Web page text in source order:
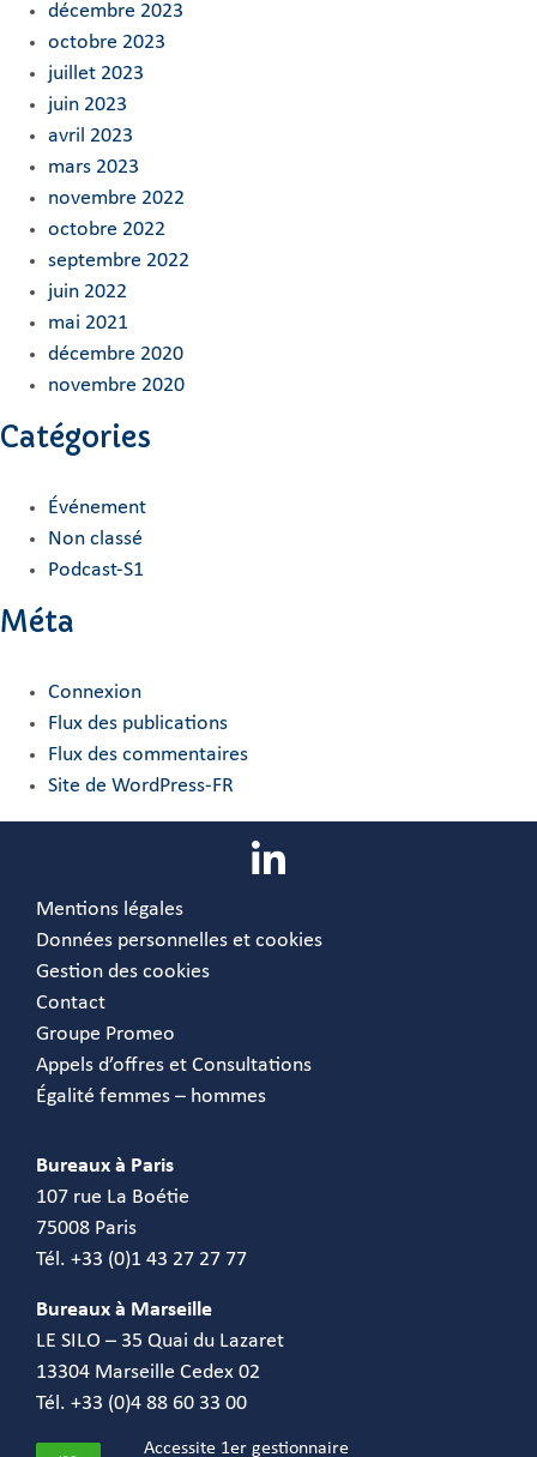
décembre 2023
octobre 2023
juillet 2023
juin 2023
avril 2023
mars 2023
novembre 2022
octobre 2022
septembre 2022
juin 2022
mai 2021
décembre 2020
novembre 2020
Catégories
Événement
Non classé
Podcast-S1
Méta
Connexion
Flux des publications
Flux des commentaires
Site de WordPress-FR
Mentions légales
Données personnelles et cookies
Gestion des cookies
Contact
Groupe Promeo
Appels d’offres et Consultations
Égalité femmes – hommes
Bureaux à Paris
107 rue La Boétie
75008 Paris
Tél. +33 (0)1 43 27 27 77
Bureaux à Marseille
LE SILO – 35 Quai du Lazaret
13304 Marseille Cedex 02
Tél. +33 (0)4 88 60 33 00
Accessite 1er gestionnaire